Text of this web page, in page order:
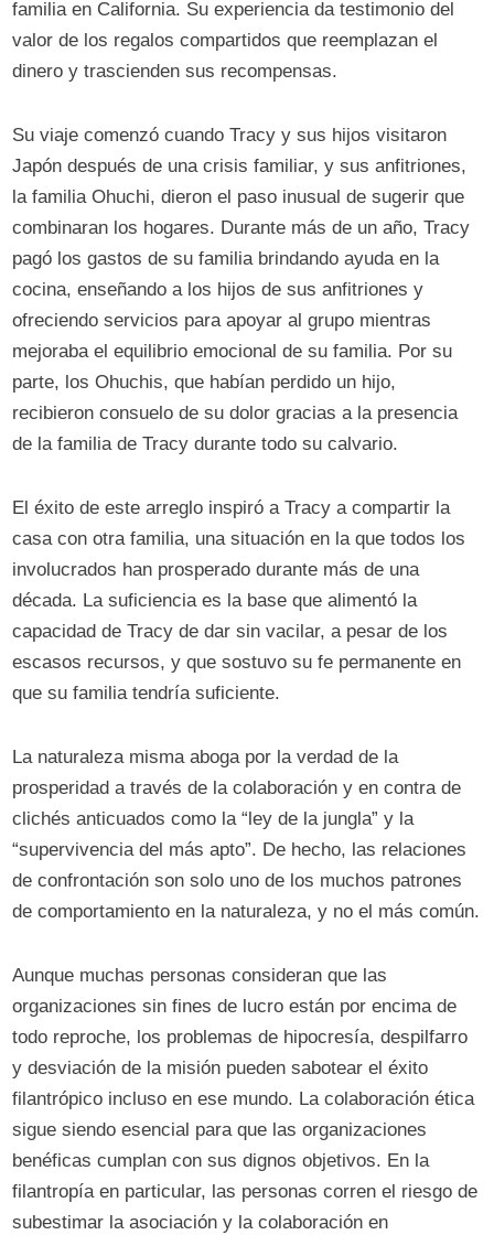
familia en California. Su experiencia da testimonio del
valor de los regalos compartidos que reemplazan el
dinero y trascienden sus recompensas.
Su viaje comenzó cuando Tracy y sus hijos visitaron
Japón después de una crisis familiar, y sus anfitriones,
la familia Ohuchi, dieron el paso inusual de sugerir que
combinaran los hogares. Durante más de un año, Tracy
pagó los gastos de su familia brindando ayuda en la
cocina, enseñando a los hijos de sus anfitriones y
ofreciendo servicios para apoyar al grupo mientras
mejoraba el equilibrio emocional de su familia. Por su
parte, los Ohuchis, que habían perdido un hijo,
recibieron consuelo de su dolor gracias a la presencia
de la familia de Tracy durante todo su calvario.
El éxito de este arreglo inspiró a Tracy a compartir la
casa con otra familia, una situación en la que todos los
involucrados han prosperado durante más de una
década. La suficiencia es la base que alimentó la
capacidad de Tracy de dar sin vacilar, a pesar de los
escasos recursos, y que sostuvo su fe permanente en
que su familia tendría suficiente.
La naturaleza misma aboga por la verdad de la
prosperidad a través de la colaboración y en contra de
clichés anticuados como la “ley de la jungla” y la
“supervivencia del más apto”. De hecho, las relaciones
de confrontación son solo uno de los muchos patrones
de comportamiento en la naturaleza, y no el más común.
Aunque muchas personas consideran que las
organizaciones sin fines de lucro están por encima de
todo reproche, los problemas de hipocresía, despilfarro
y desviación de la misión pueden sabotear el éxito
filantrópico incluso en ese mundo. La colaboración ética
sigue siendo esencial para que las organizaciones
benéficas cumplan con sus dignos objetivos. En la
filantropía en particular, las personas corren el riesgo de
subestimar la asociación y la colaboración en